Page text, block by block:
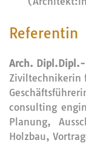
Referentin
Arch.
Ziviltechnikerin
consulting
Planung,
Holzbau,